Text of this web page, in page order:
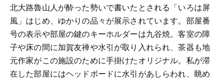
北大路魯山人が酔った勢いで書いたとされる「いろは屏
風」はじめ、ゆかりの品々が展示されています。部屋番
号の表示や部屋の鍵のキーホルダーは九谷焼。客室の障
子や床の間に加賀友禅や水引が取り入れられ、茶器も地
元作家がこの施設のために手掛けたオリジナル。私が滞
在した部屋にはヘッドボードに水引があしらわれ、眺め